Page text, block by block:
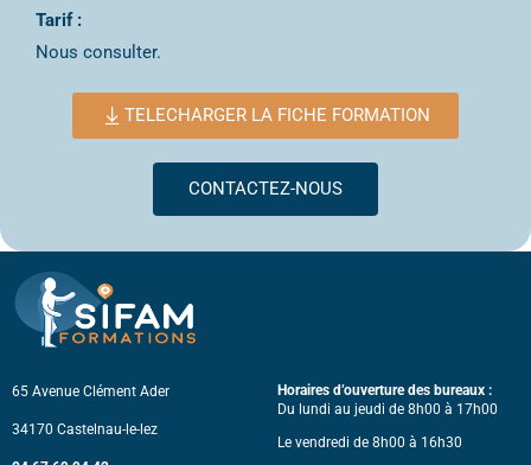
Tarif :
Nous consulter.
TELECHARGER LA FICHE FORMATION
CONTACTEZ-NOUS
65 Avenue Clément Ader
34170 Castelnau-le-lez
Horaires d’ouverture des bureaux :
Du lundi au jeudi de 8h00 à 17h00
Le vendredi de 8h00 à 16h30